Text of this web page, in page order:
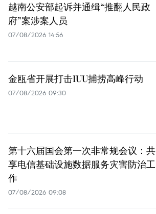
越南公安部起诉并通缉“推翻人民政
府”案涉案人员
07/08/2026 14:56
金瓯省开展打击IUU捕捞高峰行动
07/08/2026 09:30
第十六届国会第一次非常规会议：共
享电信基础设施数据服务灾害防治工
作
07/08/2026 09:08